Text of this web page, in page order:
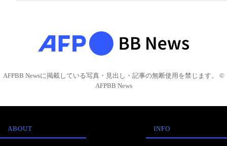
AFPBB Newsに掲載している写真・見出し・記事の無断使用を禁じます。 ©
AFPBB News
ABOUT INFO